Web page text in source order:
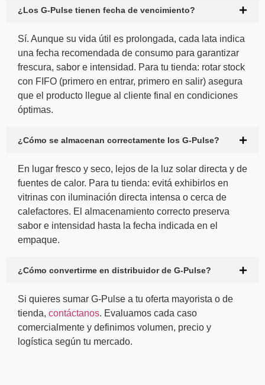
¿Los G-Pulse tienen fecha de vencimiento?
Sí. Aunque su vida útil es prolongada, cada lata indica
una fecha recomendada de consumo para garantizar
frescura, sabor e intensidad. Para tu tienda: rotar stock
con FIFO (primero en entrar, primero en salir) asegura
que el producto llegue al cliente final en condiciones
óptimas.
¿Cómo se almacenan correctamente los G-Pulse?
En lugar fresco y seco, lejos de la luz solar directa y de
fuentes de calor. Para tu tienda: evitá exhibirlos en
vitrinas con iluminación directa intensa o cerca de
calefactores. El almacenamiento correcto preserva
sabor e intensidad hasta la fecha indicada en el
empaque.
¿Cómo convertirme en distribuidor de G-Pulse?
Si quieres sumar G-Pulse a tu oferta mayorista o de
tienda, contáctanos. Evaluamos cada caso
comercialmente y definimos volumen, precio y
logística según tu mercado.